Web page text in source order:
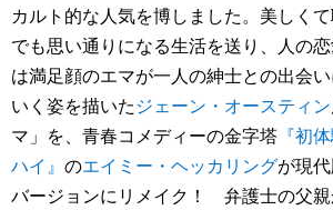
カルト的な人気を博しました。美しく
でも思い通りになる生活を送り、人の
は満足顔のエマが一人の紳士との出会
いく姿を描いたジェーン・オースティン
マ」を、青春コメディーの金字塔 『初
ハイ』 のエイミー・ヘッカリングが現
バージョンにリメイク！ 弁護士の父